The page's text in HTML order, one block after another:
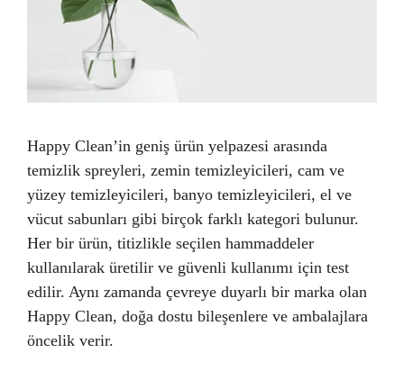
Happy Clean’in geniş ürün yelpazesi arasında
temizlik spreyleri, zemin temizleyicileri, cam ve
yüzey temizleyicileri, banyo temizleyicileri, el ve
vücut sabunları gibi birçok farklı kategori bulunur.
Her bir ürün, titizlikle seçilen hammaddeler
kullanılarak üretilir ve güvenli kullanımı için test
edilir. Aynı zamanda çevreye duyarlı bir marka olan
Happy Clean, doğa dostu bileşenlere ve ambalajlara
öncelik verir.